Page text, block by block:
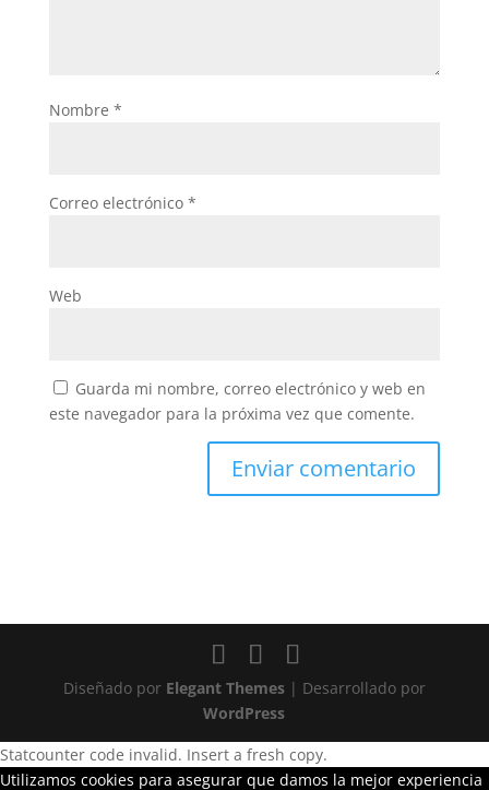
Nombre *
Correo electrónico *
Web
Guarda mi nombre, correo electrónico y web en
este navegador para la próxima vez que comente.
Diseñado por Elegant Themes| Desarrollado por
WordPress
Statcounter code invalid. Insert a fresh copy.
Utilizamos cookies para asegurar que damos la mejor experiencia